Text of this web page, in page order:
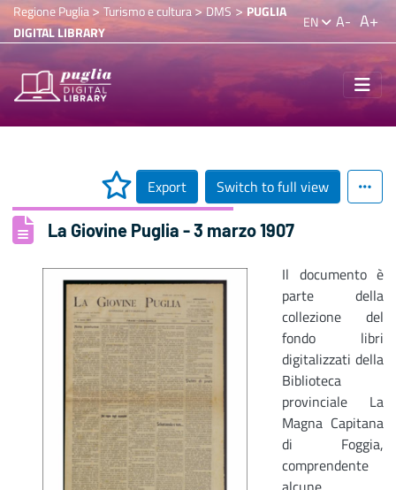
Regione Puglia> Turismo e cultura>DMS > PUGLIA
DIGITAL LIBRARY
EN A- A+
Export Switch to full view
La Giovine Puglia - 3 marzo 1907
Il documento è
parte della
collezione del
fondo libri
digitalizzati della
Biblioteca
provinciale La
Magna Capitana
di Foggia,
comprendente